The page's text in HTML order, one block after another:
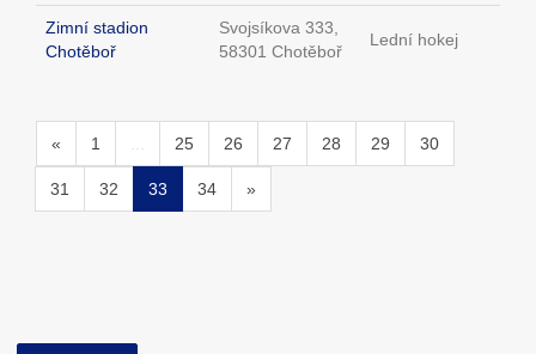
Zimní stadion
Chotěboř
Svojsíkova 333,
58301 Chotěboř
Lední hokej
« 1 ... 25 26 27 28 29 30
31 32 33 34 »